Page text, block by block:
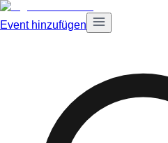
Event hinzufügen